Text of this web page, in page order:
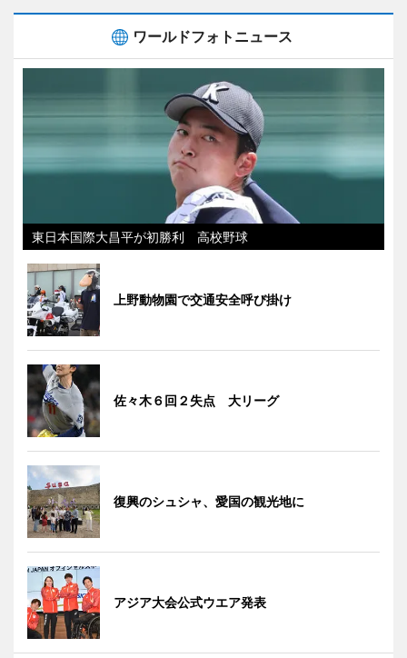
ワールドフォトニュース
東日本国際大昌平が初勝利 高校野球
上野動物園で交通安全呼び掛け
佐々木６回２失点 大リーグ
復興のシュシャ、愛国の観光地に
アジア大会公式ウエア発表